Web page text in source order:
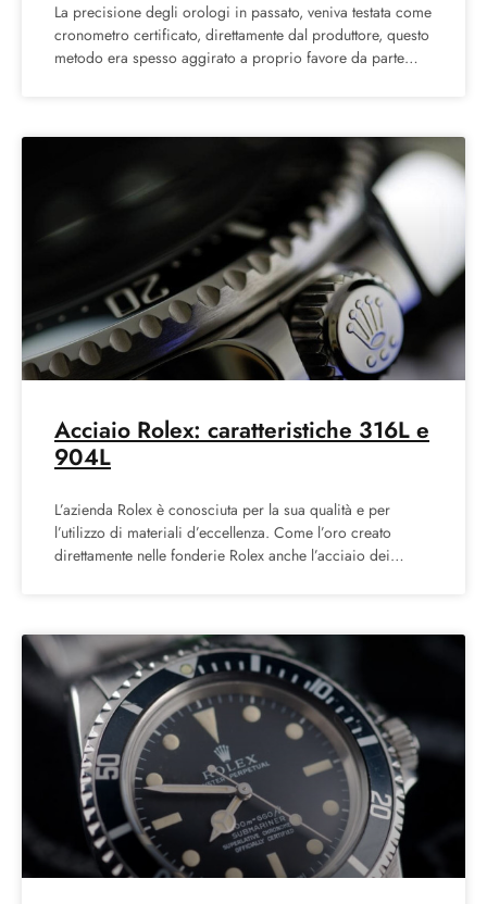
La precisione degli orologi in passato, veniva testata come
cronometro certificato, direttamente dal produttore, questo
metodo era spesso aggirato a proprio favore da parte
Acciaio Rolex: caratteristiche 316L e
904L
L’azienda Rolex è conosciuta per la sua qualità e per
l’utilizzo di materiali d’eccellenza. Come l’oro creato
direttamente nelle fonderie Rolex anche l’acciaio dei